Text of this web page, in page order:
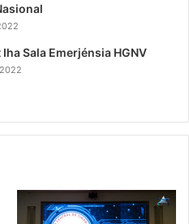
Sala Emerjénsia HGNV